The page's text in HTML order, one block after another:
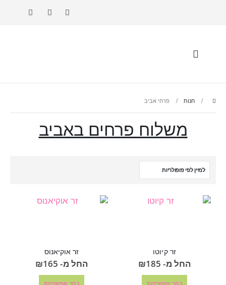
חנות פרחי אביב
משלוח פרחים באביב
זר קיוטו
החל מ- ₪185
בחר אפשרויות
זר אוקיאנוס
החל מ- ₪165
בחר אפשרויות